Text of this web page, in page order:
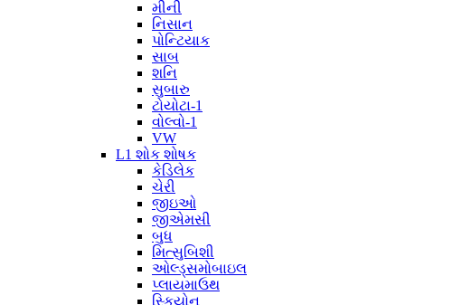
મીની
નિસાન
પોન્ટિયાક
સાબ
શનિ
સુબારુ
ટોયોટા-1
વોલ્વો-1
VW
L1 શોક શોષક
કેડિલેક
ચેરી
જીઇઓ
જીએમસી
બુધ
મિત્સુબિશી
ઓલ્ડ્સમોબાઇલ
પ્લાયમાઉથ
સ્કિયોન